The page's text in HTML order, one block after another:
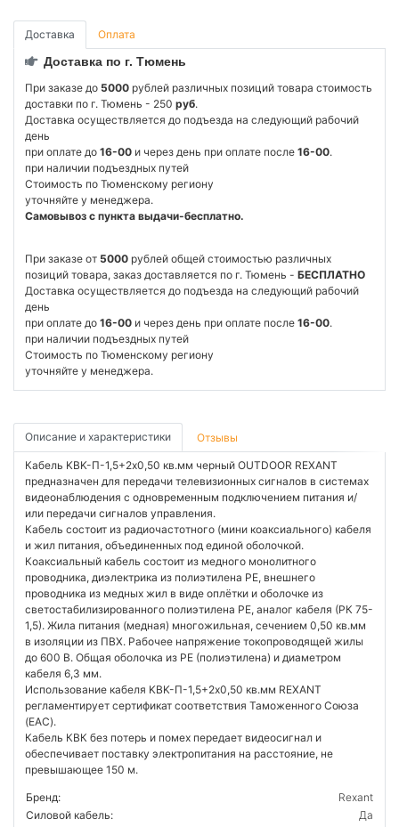
Доставка Оплата
Доставка по г. Тюмень
При заказе до 5000 рублей различных позиций товара стоимость
доставки по г. Тюмень - 250 руб.
Доставка осуществляется до подъезда на следующий рабочий
день
при оплате до 16-00 и через день при оплате после 16-00.
при наличии подъездных путей
Стоимость по Тюменскому региону
уточняйте у менеджера.
Самовывоз с пункта выдачи-бесплатно.
При заказе от 5000 рублей общей стоимостью различных
позиций товара, заказ доставляется по г. Тюмень - БЕСПЛАТНО
Доставка осуществляется до подъезда на следующий рабочий
день
при оплате до 16-00 и через день при оплате после 16-00.
при наличии подъездных путей
Стоимость по Тюменскому региону
уточняйте у менеджера.
Описание и характеристики Отзывы
Кабель KBK-П-1,5+2x0,50 кв.мм черный OUTDOOR REXANT
предназначен для передачи телевизионных сигналов в системах
видеонаблюдения с одновременным подключением питания и/
или передачи сигналов управления.
Кабель состоит из радиочастотного (мини коаксиального) кабеля
и жил питания, объединенных под единой оболочкой.
Коаксиальный кабель состоит из медного монолитного
проводника, диэлектрика из полиэтилена PE, внешнего
проводника из медных жил в виде оплётки и оболочке из
светостабилизированного полиэтилена PE, аналог кабеля (РК 75-
1,5). Жила питания (медная) многожильная, сечением 0,50 кв.мм
в изоляции из ПВХ. Рабочее напряжение токопроводящей жилы
до 600 В. Общая оболочка из PE (полиэтилена) и диаметром
кабеля 6,3 мм.
Использование кабеля KBK-П-1,5+2x0,50 кв.мм REXANT
регламентирует сертификат соответствия Таможенного Союза
(EAC).
Кабель КВК без потерь и помех передает видеосигнал и
обеспечивает поставку электропитания на расстояние, не
превышающее 150 м.
Бренд:
Rexant
Силовой кабель:
Да